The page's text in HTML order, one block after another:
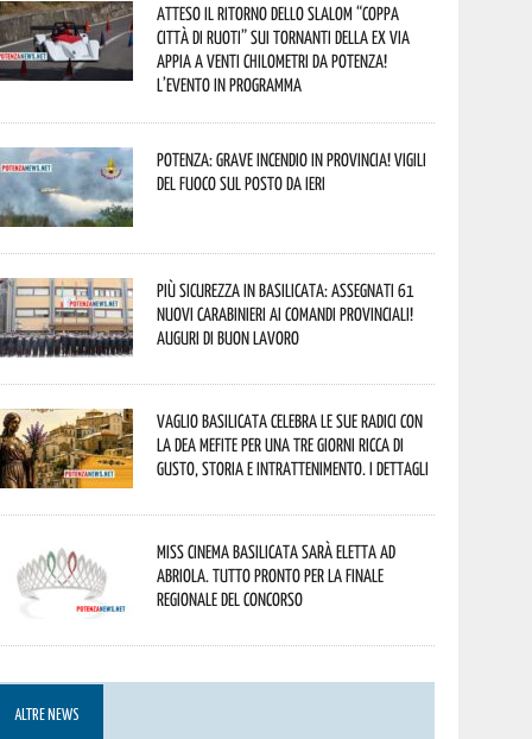
Atteso il ritorno dello slalom “Coppa
Città di Ruoti” sui tornanti della ex via
Appia a venti chilometri da Potenza!
L’evento in programma
Potenza: grave incendio in Provincia! Vigili
del fuoco sul posto da ieri
Più sicurezza in Basilicata: assegnati 61
nuovi Carabinieri ai Comandi provinciali!
Auguri di buon lavoro
Vaglio Basilicata celebra le sue radici con
la Dea Mefite per una tre giorni ricca di
gusto, storia e intrattenimento. I dettagli
Miss Cinema Basilicata sarà eletta ad
Abriola. Tutto pronto per la finale
regionale del concorso
ALTRE NEWS